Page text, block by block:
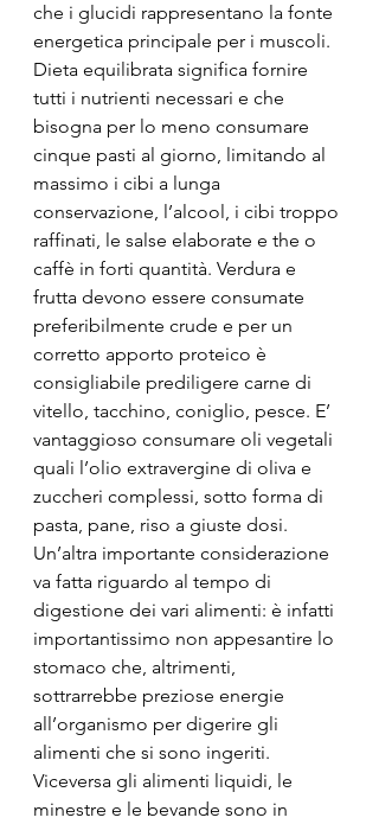
che i glucidi rappresentano la fonte
energetica principale per i muscoli.
Dieta equilibrata significa fornire
tutti i nutrienti necessari e che
bisogna per lo meno consumare
cinque pasti al giorno, limitando al
massimo i cibi a lunga
conservazione, l’alcool, i cibi troppo
raffinati, le salse elaborate e the o
caffè in forti quantità. Verdura e
frutta devono essere consumate
preferibilmente crude e per un
corretto apporto proteico è
consigliabile prediligere carne di
vitello, tacchino, coniglio, pesce. E’
vantaggioso consumare oli vegetali
quali l’olio extravergine di oliva e
zuccheri complessi, sotto forma di
pasta, pane, riso a giuste dosi.
Un’altra importante considerazione
va fatta riguardo al tempo di
digestione dei vari alimenti: è infatti
importantissimo non appesantire lo
stomaco che, altrimenti,
sottrarrebbe preziose energie
all’organismo per digerire gli
alimenti che si sono ingeriti.
Viceversa gli alimenti liquidi, le
minestre e le bevande sono in